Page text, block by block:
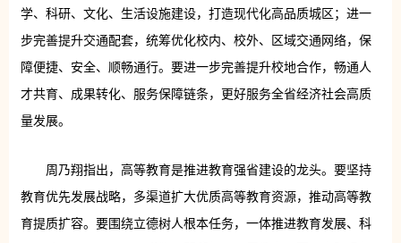
学、科研、文化、生活设施建设，打造现代化高品质城区；进一
步完善提升交通配套，统筹优化校内、校外、区域交通网络，保
障便捷、安全、顺畅通行。要进一步完善提升校地合作，畅通人
才共育、成果转化、服务保障链条，更好服务全省经济社会高质
量发展。
周乃翔指出，高等教育是推进教育强省建设的龙头。要坚持
教育优先发展战略，多渠道扩大优质高等教育资源，推动高等教
育提质扩容。要围绕立德树人根本任务，一体推进教育发展、科